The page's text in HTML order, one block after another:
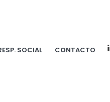
SOCIAL CONTACTO